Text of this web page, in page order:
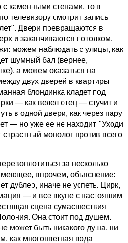
с каменными стенами, то в
телевизору смотрит запись
Двери превращаются в
и заканчиваются потолком.
можем наблюдать с улицы, как
шумный бал (вернее,
а можем оказаться на
двух дверей в квартиры
блондинка кладет под
— как велел отец — стучит и
в одной двери, как через пару
— но уже ее не находит. "Уходи
монолог против всего
за несколько
впрочем, объяснение:
дублер, иначе не успеть. Цирк,
— и все вкупе с настоящим
сцена сумасшествия
Она стоит под душем.
может быть никакого душа, ни
как многоцветная вода